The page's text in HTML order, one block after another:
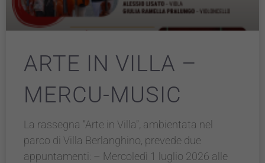
ARTE IN VILLA –
MERCU-MUSIC
La rassegna “Arte in Villa”, ambientata nel
parco di Villa Berlanghino, prevede due
appuntamenti: – Mercoledì 1 luglio 2026 alle